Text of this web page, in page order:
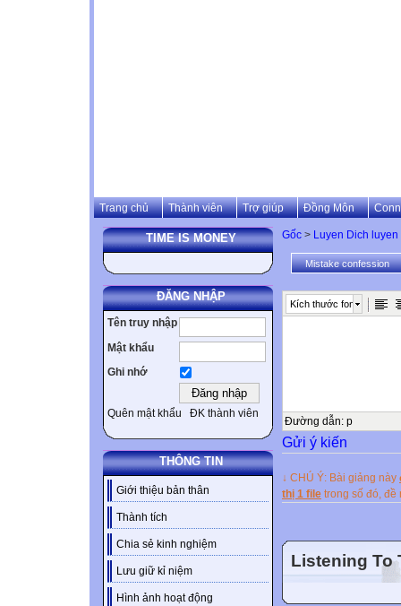
Trang chủ Thành viên Trợ giúp Đồng Môn
TIME IS MONEY
ĐĂNG NHẬP
Tên truy nhập
Mật khẩu
Ghi nhớ
Quên mật khẩu ĐK thành viên
THÔNG TIN
Giới thiệu bản thân
Thành tích
Chia sẻ kinh nghiệm
Lưu giữ kỉ niệm
Hình ảnh hoạt động
Gốc > Luyen Dich luyen
Mistake confession
Kích thước font
Đường dẫn: p
Gửi ý kiến
↓ CHÚ Ý: Bài giảng này
thị 1 file trong số đó, đề
Listening To